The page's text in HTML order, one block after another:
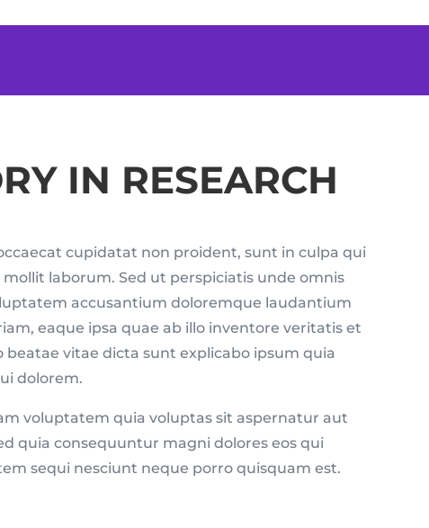
IN RESEARCH
cupidatat non proident, sunt in culpa qui
laborum. Sed ut perspiciatis unde omnis
accusantium doloremque laudantium
eaque ipsa quae ab illo inventore veritatis et
beatae vitae dicta sunt explicabo ipsum quia
dolorem.
voluptatem quia voluptas sit aspernatur aut
quia consequuntur magni dolores eos qui
sequi nesciunt neque porro quisquam est.